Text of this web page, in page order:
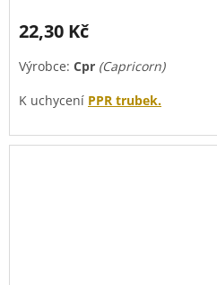
22,30 Kč
Výrobce: Cpr (Capricorn)
K uchycení PPR trubek.
Cena za 1 úchytku(na druhém
dvou a více úchytek).